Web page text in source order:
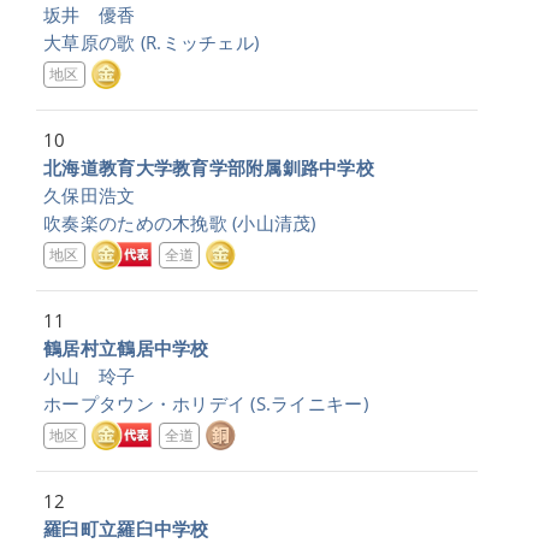
坂井 優香
大草原の歌 (R.ミッチェル)
地区
10
北海道教育大学教育学部附属釧路中学校
久保田浩文
吹奏楽のための木挽歌 (小山清茂)
地区 全道
11
鶴居村立鶴居中学校
小山 玲子
ホープタウン・ホリデイ (S.ライニキー)
地区 全道
12
羅臼町立羅臼中学校